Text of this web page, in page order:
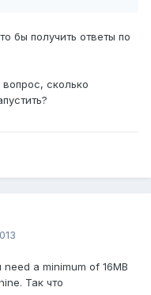
бы получить ответы по
сколько
a minimum of 16MB
Так что